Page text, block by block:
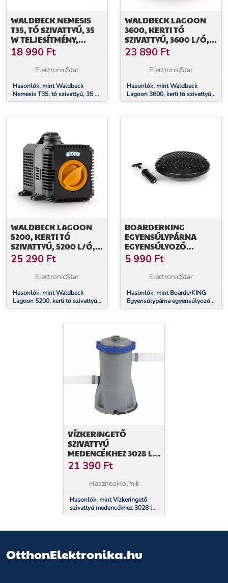
WALDBECK NEMESIS
T35, TÓ SZIVATTYÚ, 35
W TELJESÍTMÉNY,
MERÜLÉSI MÉLYSÉG 2 M,
ÁRAMLÁS 2300L/Ó
18 990 Ft
ElectronicStar
Hasonlók, mint Waldbeck
Nemesis T35, tó szivattyú, 35 W
teljesítmény, merülési mélység 2
WALDBECK LAGOON
3600, KERTI TÓ
SZIVATTYÚ, 3600 L/Ó,
ECOSAVE: 20 W,
MERÜLÉSI MÉLYSÉG 2,8
23 890 Ft
ElectronicStar
Hasonlók, mint Waldbeck
Lagoon 3600, kerti tó szivattyú,
3600 l/ó, ecosave: 20 w,
WALDBECK LAGOON
5200, KERTI TÓ
SZIVATTYÚ, 5200 L/Ó,
ECOSAVE: 40 W,
MERÜLÉSI MÉLYSÉG 4,8
25 290 Ft
ElectronicStar
Hasonlók, mint Waldbeck
Lagoon 5200, kerti tó szivattyú,
5200 l/ó, ecosave: 40 w,
BOARDERKING
EGYENSÚLYPÁRNA
EGYENSÚLYOZÓ
DESZKÁHOZ,
ÜLÉSPÁRNA, AZ
EGYENSÚLY
MŰANYAG, SZIVATTYÚ
5 990 Ft
ElectronicStar
Hasonlók, mint BoarderKING
Egyensúlypárna egyensúlyozó
deszkához, üléspárna, az
műanyag, szivattyú
VÍZKERINGETŐ
SZIVATTYÚ
MEDENCÉKHEZ 3028 L
BESTWAY 58386
21 390 Ft
HasznosHolmik
Hasonlók, mint Vízkeringető
szivattyú medencékhez 3028 l
BESTWAY 58386
OtthonElektronika.hu